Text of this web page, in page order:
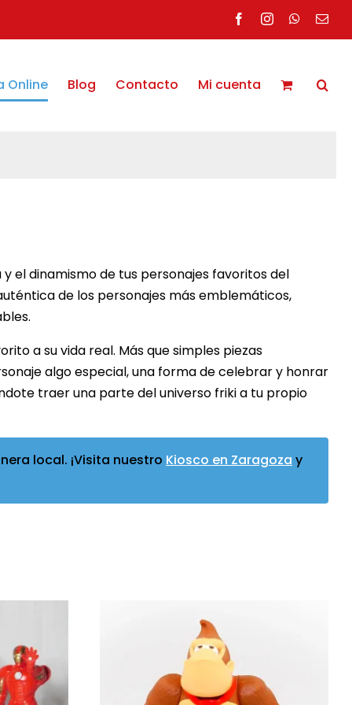
FacebookInstagramWhatsApp
Online Blog Contacto Mi cuenta
el dinamismo de tus personajes favoritos del
de los personajes más emblemáticos,
a su vida real. Más que simples piezas
algo especial, una forma de celebrar y honrar
traer una parte del universo friki a tu propio
local. ¡Visita nuestro Kiosco en Zaragoza y